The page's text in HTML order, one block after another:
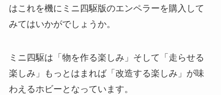
はこれを機にミニ四駆版のエンペラーを購入して
みてはいかがでしょうか。
ミニ四駆は「物を作る楽しみ」そして「走らせる
楽しみ」もっとはまれば「改造する楽しみ」が味
わえるホビーとなっています。